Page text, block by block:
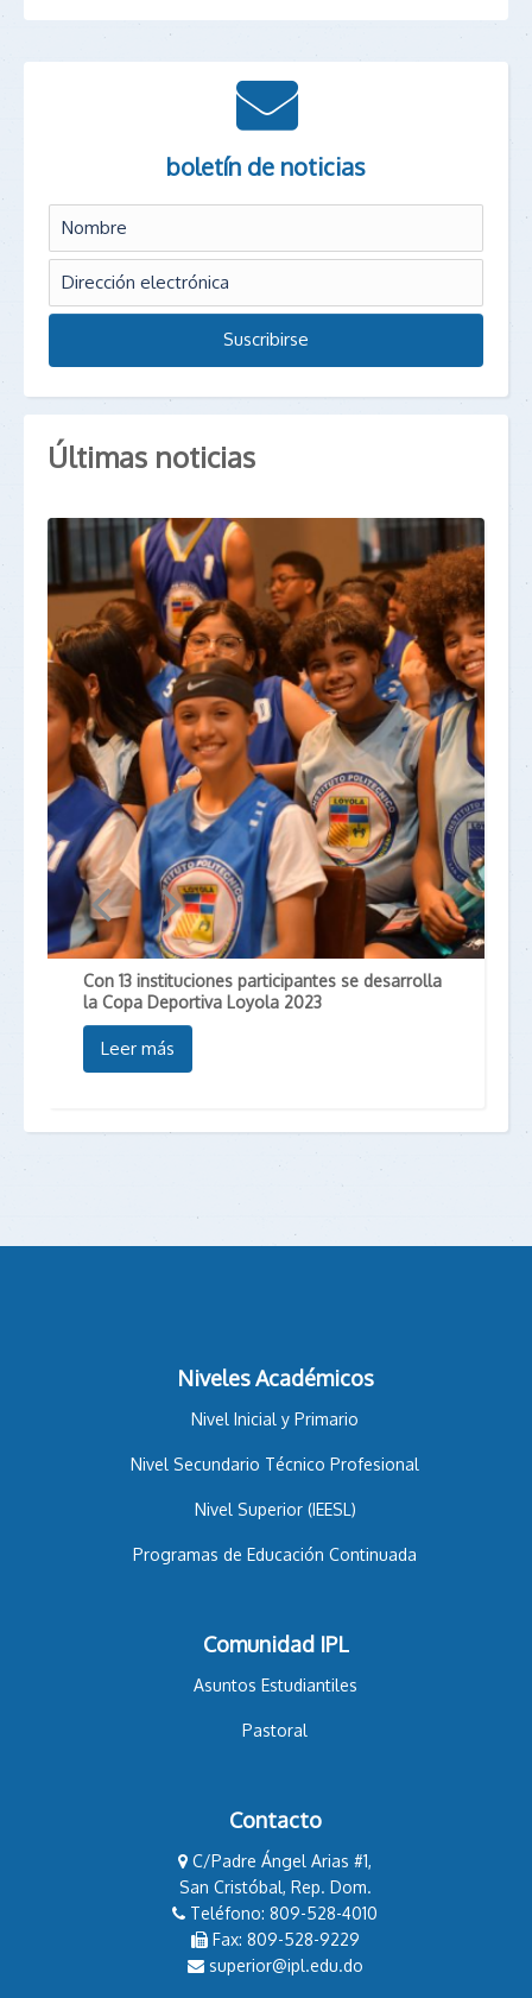
boletín de noticias
Últimas noticias
Con 13 instituciones participantes se desarrolla
la Copa Deportiva Loyola 2023
Leer más
Boletín Ciudad Loyola
Niveles Académicos
Nivel Inicial y Primario
Nivel Secundario Técnico Profesional
Nivel Superior (IEESL)
Programas de Educación Continuada
Comunidad IPL
Asuntos Estudiantiles
Pastoral
Contacto
C/Padre Ángel Arias #1,
San Cristóbal, Rep. Dom.
Teléfono: 809-528-4010
Fax: 809-528-9229
superior@ipl.edu.do